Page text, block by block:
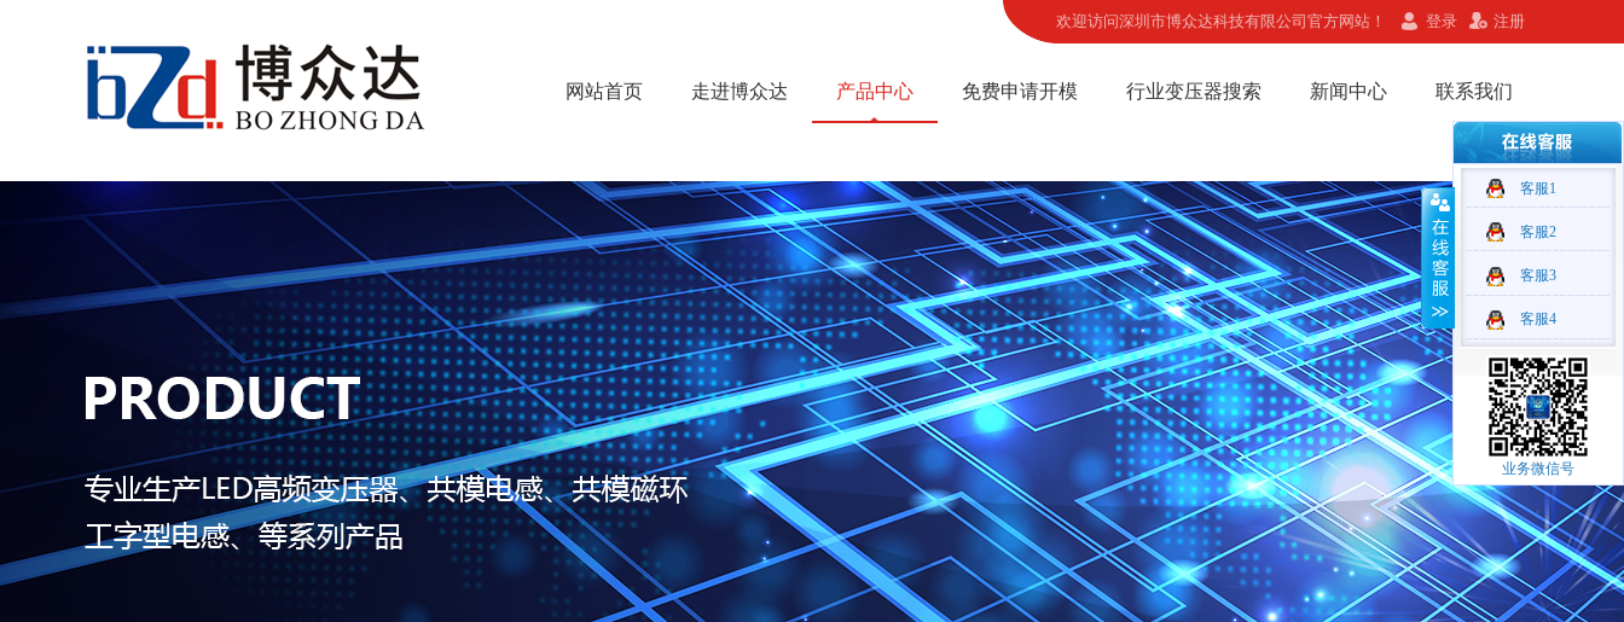
欢迎访问深圳市博众达科技有限公司官方网站！ 登录 注册
网站首页 走进博众达 产品中心 免费申请开模 行业变压器搜索 新闻中心 联系我们
客服1
客服2
客服3
客服4
业务微信号